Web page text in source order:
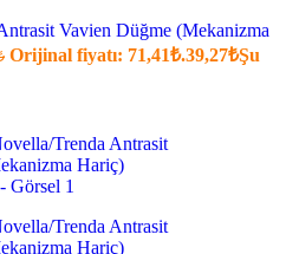
Vavien Düğme (Mekanizma
Orijinal fiyatı: 71,41₺.39,27₺Şu